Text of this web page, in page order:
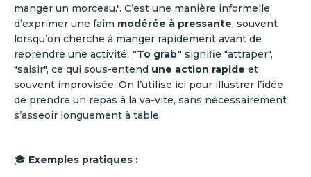
manger un morceau.". C’est une manière informelle
d’exprimer une faim modérée à pressante, souvent
lorsqu’on cherche à manger rapidement avant de
reprendre une activité. "To grab" signifie "attraper",
"saisir", ce qui sous-entend une action rapide et
souvent improvisée. On l’utilise ici pour illustrer l’idée
de prendre un repas à la va-vite, sans nécessairement
s’asseoir longuement à table.
🎓 Exemples pratiques :